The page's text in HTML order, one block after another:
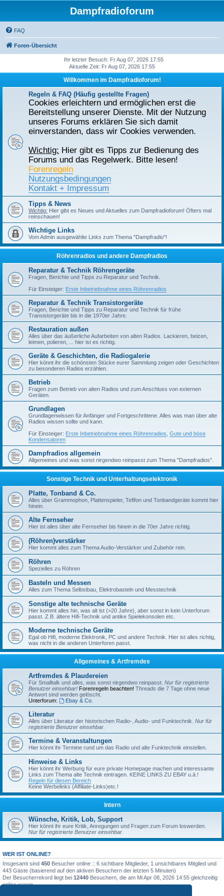
Dampfradioforum
FAQ
Foren-Übersicht
Ihr letzter Besuch: Fr Aug 07, 2026 17:55
Aktuelle Zeit: Fr Aug 07, 2026 17:55
Willkommen im Dampfradioforum!
Regeln & FAQ (Häufig gestellte Fragen)
Cookies erleichtern und ermöglichen erst die
Bereitstellung unserer Dienste. Mit der Nutzung
unseres Forums erklären Sie sich damit
einverstanden, dass wir Cookies verwenden.
Wichtig: Hier gibt es Tipps zur Bedienung des
Forums und das Regelwerk. Bitte lesen!
Forenregeln
Nutzungsbedingungen
Kontakt + Impressum
Tipps & News
Wichtig: Hier gibt es Neues und Aktuelles zum Dampfradioforum! Öfters mal
reinschauen!
Wichtige Links
Vom Admin ausgewählte Links zum Thema "Dampfradio"!
Röhrenradios und andere Dampfradios
Reparatur & Technik Röhrengeräte
Fragen, Berichte und Tipps zu Reparatur und Technik.
Für Einsteiger: Erste Inbetriebnahme eines Röhrenradios
Reparatur & Technik Transistorgeräte
Fragen, Berichte und Tipps zu Reparatur und Technik für frühe
Transistorgeräte bis in die 1970er Jahre.
Restauration außen
Alles über das äußerliche Aufarbeiten von alten Radios. Lackieren, beizen,
leimen, polieren, ... hier ist es richtig.
Geräte & Geschichten, die Radiogalerie
Hier könnt ihr die schönsten Stücke eurer Sammlung zeigen oder Geschichten
zu besonderen Radios erzählen.
Betrieb
Fragen zum Betrieb von alten Radios und zum Anschluss von externen
Geräten.
Grundlagen
Grundlagenwissen für Anfänger und Fortgeschrittene. Alles was man über alte
Radios wissen sollte und kann.
Für Einsteiger: Erste Inbetriebnahme eines Röhrenradios Gute und böse
Kondensatoren
Dampfradios allgemein
Allgemeines und was sonst nirgendwo reinpasst zum Thema "Dampfradios".
Sonstige Technik und Unterhaltungselektronik
Platte, Tonband & Co.
Alles über Grammophon, Plattenspieler, Tefifon und Tonbandgeräte kommt hier
hinein.
Alte Fernseher
Hier ist alles über alte Fernseher bis hinein in die 70er Jahre richtig.
(Röhren)verstärker
Hier kommt alles zum Thema Audio-Verstärker und Zubehör rein.
Röhren
Spezielles zu Röhren
Basteln und Messen
Alles zum Thema Selbstbau, Elektrobasteln und Messtechnik
Sonstige alte technische Geräte
Hier kommt alles hin, was alt ist (>20 Jahre), aber sonst in kein Unterforum
passt. Z.B. ältere Hifi-Technik und antike Spielekonsolen etc.
Moderne technische Geräte
Egal ob Hifi, moderne Elektronik, PC und andere Technik. Hier ist alles richtig,
was nicht in die anderen Unterforen passt.
Allgemeines & Artfremdes
Artfremdes & Plaudereien
Für Smalltalk und alles, was sonst nirgendwo reinpasst. Nur für registrierte
Benutzer einsehbar! Forenregeln beachten! Threads die 7 Tage ohne neue
Antwort sind werden gelöscht.
Unterforum:
Ebay & Co.
Literatur
Alles über Literatur der historischen Radio-, Audio- und Funktechnik. Nur für
registrierte Benutzer einsehbar.
Termine & Veranstaltungen
Hier könnt ihr Termine rund um das Radio und alte Funktechnik einstellen.
Hinweise & Links
Hier könnt ihr Werbung für eure private Homepage machen und interessante
Links zum Thema alte Technik eintragen. KEINE LINKS ZU EBAY u.ä.!
Regeln für diesen Bereich
Keine Werbelinks (Affiliate-Links)etc.!
Intern
Wünsche, Kritik, Lob, Support
Hier könnt ihr eure Kritik, Anregungen und Fragen zum Forum loswerden.
Nur für registrierte Benutzer einsehbar.
WER IST ONLINE?
Insgesamt sind 450 Besucher online :: 6 sichtbare Mitglieder, 1 unsichtbares Mitglied und
443 Gäste (basierend auf den aktiven Besuchern der letzten 5 Minuten)
Der Besucherrekord liegt bei 12440 Besuchern, die am Mi Apr 08, 2026 14:55 gleichzeitig
online waren.